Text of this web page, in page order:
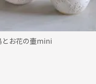
とお花の壷mini